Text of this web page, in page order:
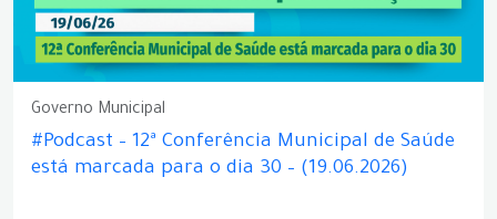
Governo Municipal
#Podcast – 12ª Conferência Municipal de Saúde
está marcada para o dia 30 – (19.06.2026)